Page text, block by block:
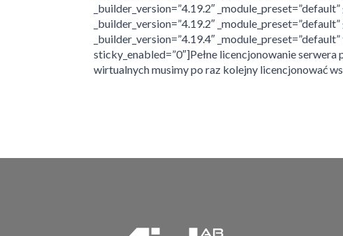
_builder_version=”4.19.2″
_builder_version=”4.19.2″
_builder_version=”4.19.4″
sticky_enabled=”0″]Pełne licencjonowanie
wirtualnych musimy po raz kolejny licencjonować